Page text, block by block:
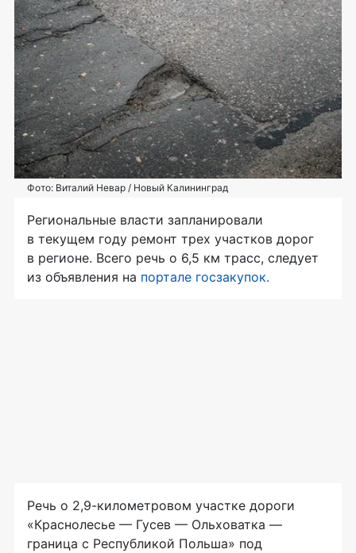
Фото: Виталий Невар / Новый Калининград
Региональные власти запланировали
в текущем году ремонт трех участков дорог
в регионе. Всего речь о 6,5 км трасс, следует
из объявления на портале госзакупок.
Речь о 2,9-километровом участке дороги
«Краснолесье — Гусев — Ольховатка —
граница с Республикой Польша» под